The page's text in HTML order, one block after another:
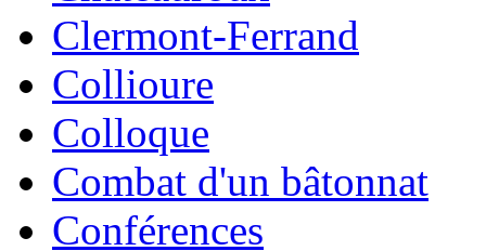
Clermont-Ferrand
Collioure
Colloque
Combat d'un bâtonnat
Conférences